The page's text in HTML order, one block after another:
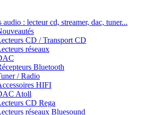
audio : lecteur cd, streamer, dac, tuner...
CD / Transport CD
réseaux
Bluetooth
/ Radio
HIFI
Atoll
CD Rega
réseaux Bluesound